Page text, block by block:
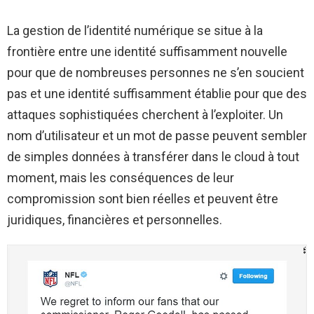
La gestion de l’identité numérique se situe à la
frontière entre une identité suffisamment nouvelle
pour que de nombreuses personnes ne s’en soucient
pas et une identité suffisamment établie pour que des
attaques sophistiquées cherchent à l’exploiter. Un
nom d’utilisateur et un mot de passe peuvent sembler
de simples données à transférer dans le cloud à tout
moment, mais les conséquences de leur
compromission sont bien réelles et peuvent être
juridiques, financières et personnelles.